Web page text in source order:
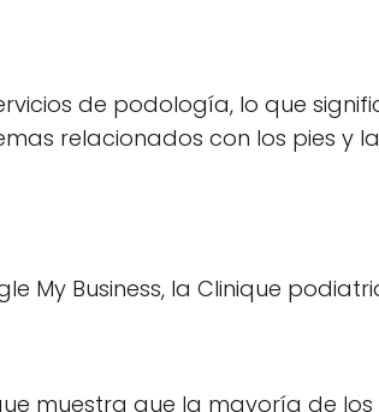
de podología, lo que
relacionados con los pies y
My Business, la Clinique
muestra que la mayoría de